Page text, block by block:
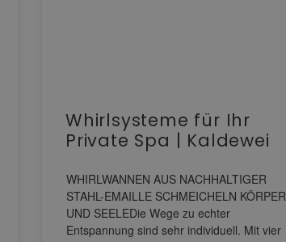
Whirlsysteme für Ihr
Private Spa | Kaldewei
WHIRLWANNEN AUS NACHHALTIGER
STAHL-EMAILLE SCHMEICHELN KÖRPER
UND SEELEDie Wege zu echter
Entspannung sind sehr individuell. Mit vier